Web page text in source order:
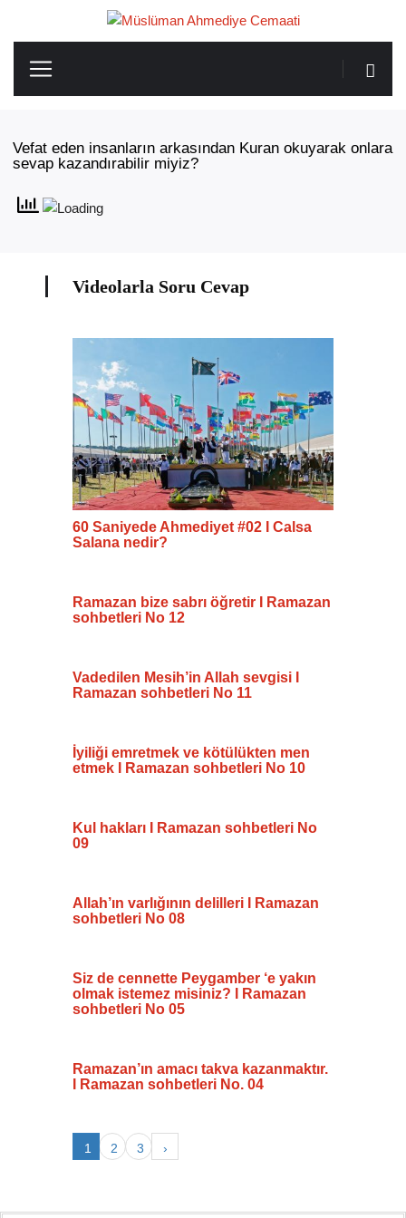
Vefat eden insanların arkasından Kuran okuyarak onlara
sevap kazandırabilir miyiz?
Videolarla Soru Cevap
60 Saniyede Ahmediyet #02 I Calsa
Salana nedir?
Ramazan bize sabrı öğretir I Ramazan
sohbetleri No 12
Vadedilen Mesih’in Allah sevgisi I
Ramazan sohbetleri No 11
İyiliği emretmek ve kötülükten men
etmek I Ramazan sohbetleri No 10
Kul hakları I Ramazan sohbetleri No
09
Allah’ın varlığının delilleri I Ramazan
sohbetleri No 08
Siz de cennette Peygamber ‘e yakın
olmak istemez misiniz? I Ramazan
sohbetleri No 05
Ramazan’ın amacı takva kazanmaktır.
I Ramazan sohbetleri No. 04
1 2 3 ›